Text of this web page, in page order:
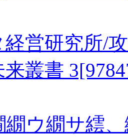
営研究所/
叢書
繝ウ繝サ繧